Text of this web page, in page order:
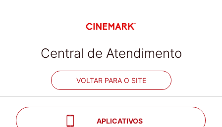
Central de Atendimento
VOLTAR PARA O SITE
APLICATIVOS